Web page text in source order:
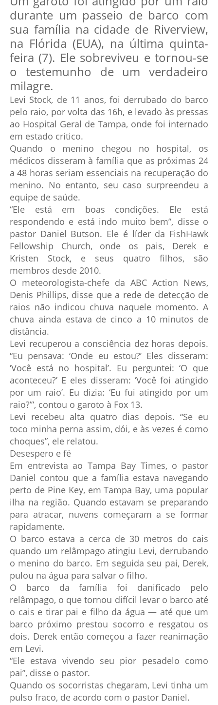
durante um passeio de barco com
sua família na cidade de Riverview,
na Flórida (EUA), na última quinta-
feira (7). Ele sobreviveu e tornou-se
o testemunho de um verdadeiro
milagre.
Levi Stock, de 11 anos, foi derrubado do barco
pelo raio, por volta das 16h, e levado às pressas
ao Hospital Geral de Tampa, onde foi internado
em estado crítico.
Quando o menino chegou no hospital, os
médicos disseram à família que as próximas 24
a 48 horas seriam essenciais na recuperação do
menino. No entanto, seu caso surpreendeu a
equipe de saúde.
“Ele está em boas condições. Ele está
respondendo e está indo muito bem”, disse o
pastor Daniel Butson. Ele é líder da FishHawk
Fellowship Church, onde os pais, Derek e
Kristen Stock, e seus quatro filhos, são
membros desde 2010.
O meteorologista-chefe da ABC Action News,
Denis Phillips, disse que a rede de detecção de
raios não indicou chuva naquele momento. A
chuva ainda estava de cinco a 10 minutos de
distância.
Levi recuperou a consciência dez horas depois.
“Eu pensava: ‘Onde eu estou?’ Eles disseram:
‘Você está no hospital’. Eu perguntei: ‘O que
aconteceu?’ E eles disseram: ‘Você foi atingido
por um raio’. Eu dizia: ‘Eu fui atingido por um
raio?’”, contou o garoto à Fox 13.
Levi recebeu alta quatro dias depois. “Se eu
toco minha perna assim, dói, e às vezes é como
choques”, ele relatou.
Desespero e fé
Em entrevista ao Tampa Bay Times, o pastor
Daniel contou que a família estava navegando
perto de Pine Key, em Tampa Bay, uma popular
ilha na região. Quando estavam se preparando
para atracar, nuvens começaram a se formar
rapidamente.
O barco estava a cerca de 30 metros do cais
quando um relâmpago atingiu Levi, derrubando
o menino do barco. Em seguida seu pai, Derek,
pulou na água para salvar o filho.
O barco da família foi danificado pelo
relâmpago, o que tornou difícil levar o barco até
o cais e tirar pai e filho da água — até que um
barco próximo prestou socorro e resgatou os
dois. Derek então começou a fazer reanimação
em Levi.
“Ele estava vivendo seu pior pesadelo como
pai”, disse o pastor.
Quando os socorristas chegaram, Levi tinha um
pulso fraco, de acordo com o pastor Daniel.